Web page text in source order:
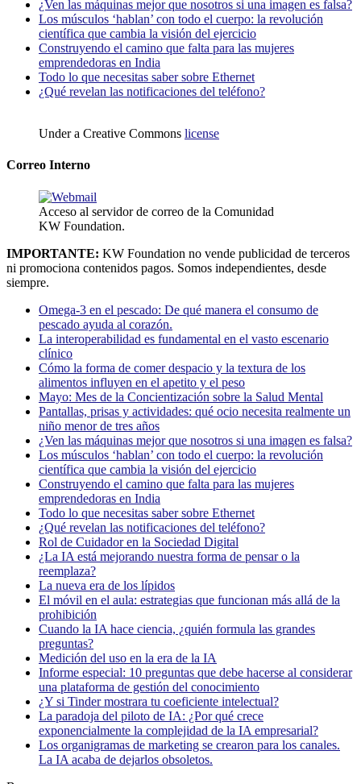
¿Ven las máquinas mejor que nosotros si una imagen es falsa?
Los músculos ‘hablan’ con todo el cuerpo: la revolución
científica que cambia la visión del ejercicio
Construyendo el camino que falta para las mujeres
emprendedoras en India
Todo lo que necesitas saber sobre Ethernet
¿Qué revelan las notificaciones del teléfono?
Under a Creative Commons license
Correo Interno
Acceso al servidor de correo de la Comunidad
KW Foundation.
IMPORTANTE: KW Foundation no vende publicidad de terceros
ni promociona contenidos pagos. Somos independientes, desde
siempre.
Omega-3 en el pescado: De qué manera el consumo de
pescado ayuda al corazón.
La interoperabilidad es fundamental en el vasto escenario
clínico
Cómo la forma de comer despacio y la textura de los
alimentos influyen en el apetito y el peso
Mayo: Mes de la Concientización sobre la Salud Mental
Pantallas, prisas y actividades: qué ocio necesita realmente un
niño menor de tres años
¿Ven las máquinas mejor que nosotros si una imagen es falsa?
Los músculos ‘hablan’ con todo el cuerpo: la revolución
científica que cambia la visión del ejercicio
Construyendo el camino que falta para las mujeres
emprendedoras en India
Todo lo que necesitas saber sobre Ethernet
¿Qué revelan las notificaciones del teléfono?
Rol de Cuidador en la Sociedad Digital
¿La IA está mejorando nuestra forma de pensar o la
reemplaza?
La nueva era de los lípidos
El móvil en el aula: estrategias que funcionan más allá de la
prohibición
Cuando la IA hace ciencia, ¿quién formula las grandes
preguntas?
Medición del uso en la era de la IA
Informe especial: 10 preguntas que debe hacerse al considerar
una plataforma de gestión del conocimiento
¿Y si Tinder mostrara tu coeficiente intelectual?
La paradoja del piloto de IA: ¿Por qué crece
exponencialmente la complejidad de la IA empresarial?
Los organigramas de marketing se crearon para los canales.
La IA acaba de dejarlos obsoletos.